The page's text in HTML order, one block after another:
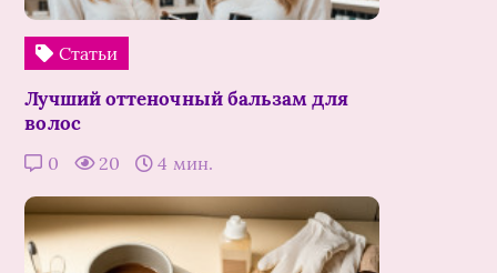
Статьи
Лучший оттеночный бальзам для
волос
0 20 4 мин.